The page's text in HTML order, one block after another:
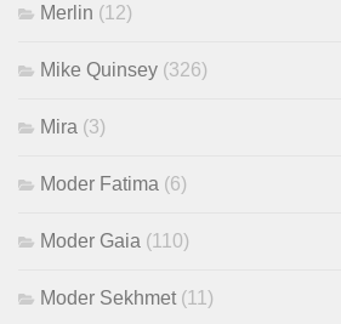
Merlin (12)
Mike Quinsey (326)
Mira (3)
Moder Fatima (6)
Moder Gaia (110)
Moder Sekhmet (11)